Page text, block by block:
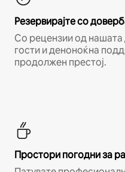
Резервирајте со
Со рецензии од нашата
гости и деноноќна
продолжен престој.
Простори погодни за